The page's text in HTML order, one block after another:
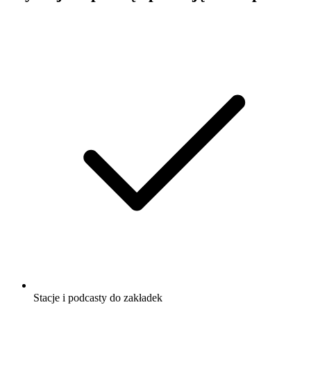
Stacje i podcasty do zakładek